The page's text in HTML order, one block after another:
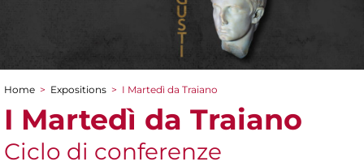
You are here
Home > Expositions > I Martedì da Traiano
I Martedì da Traiano
Ciclo di conferenze